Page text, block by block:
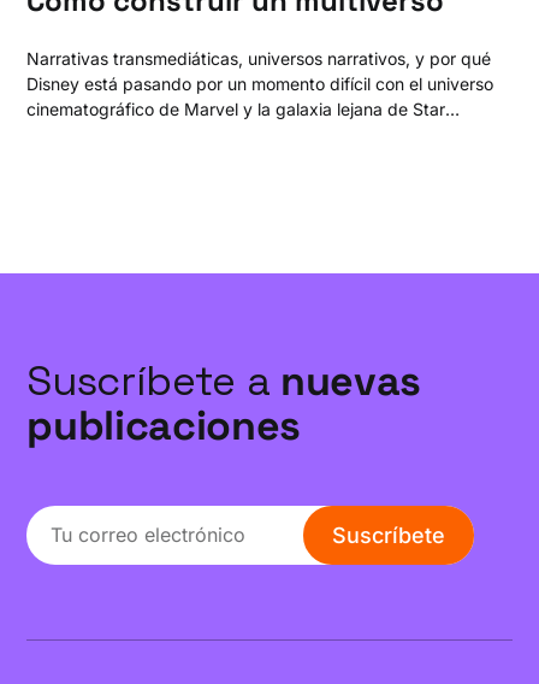
Narrativas transmediáticas, universos narrativos, y por qué
Disney está pasando por un momento difícil con el universo
cinematográfico de Marvel y la galaxia lejana de Star
Suscríbete a nuevas
publicaciones
Suscríbete